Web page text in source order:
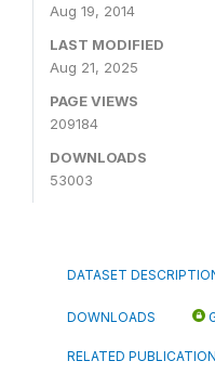
Aug 19, 2014
LAST MODIFIED
Aug 21, 2025
PAGE VIEWS
209184
DOWNLOADS
53003
DATASET
DOWNLOADS
RELATED